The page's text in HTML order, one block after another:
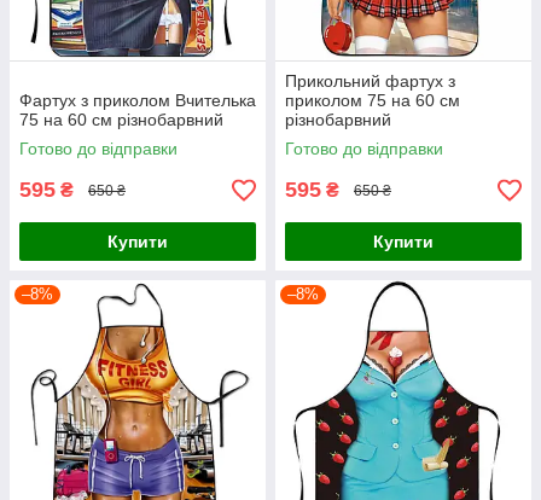
Фартух з приколом Вчителька
75 на 60 см різнобарвний
Готово до відправки
595 ₴ 650 ₴
Купити
Прикольний фартух з
приколом 75 на 60 см
різнобарвний
Готово до відправки
595 ₴ 650 ₴
Купити
–8% –8%